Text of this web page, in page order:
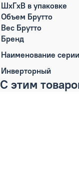
ШxГxВ в упаковке
Объем Брутто
Вес Брутто
Бренд
Наименование серии
Инверторный
С этим